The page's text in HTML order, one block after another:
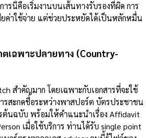
รนี้คือเริ่มงานบนเส้นทางรับรองที่ผิด การ
ค่าใช้จ่าย แต่ช่วยประหยัดได้เป็นหลักหมื่น
ตเฉพาะปลายทาง (Country-
สำคัญมาก โดยเฉพาะกับเอกสารที่จะใช้
รสะกดชื่อระหว่างพาสปอร์ต บัตรประชาชน
ต้นฉบับ พร้อมให้คำแนะนำเรื่อง Affidavit
เมื่อใช้บริการ ท่านได้รับ single point